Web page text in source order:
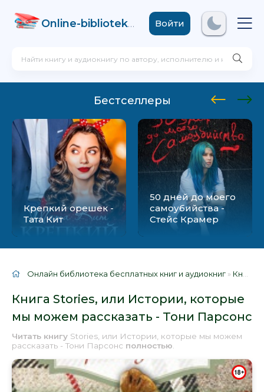
Online-biblioteka .comВойти
Бестселлеры
Крепкий орешек -
Тата Кит
50 дней до моего
самоубийства -
Стейс Крамер
Онлайн библиотека бесплатных книг и аудиокниг » Книги
Книга Stories, или Истории, которые
мы можем рассказать - Тони Парсонс
Читать книгу Stories, или Истории, которые мы можем
рассказать - Тони Парсонс полностью